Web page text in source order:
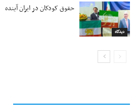
دیدگاه
حقوق کودکان در ایران آینده